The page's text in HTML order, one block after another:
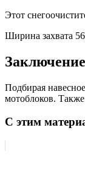
Этот
Ширина захвата
Заключение
Подбирая
мотоблоков.
С этим